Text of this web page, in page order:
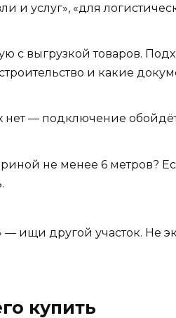
и услуг», «для
с выгрузкой товаров.
и какие
нет — подключение
не менее 6 метров?
— ищи другой участок. Не
купить